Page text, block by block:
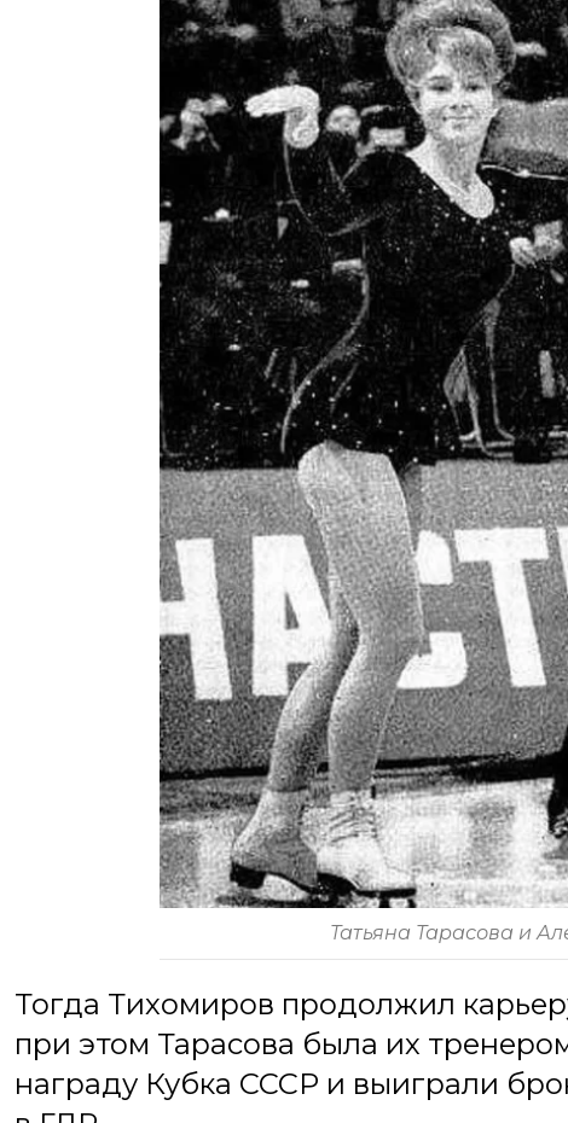
Татьяна Тарасова и
Тогда Тихомиров продолжил
при этом Тарасова была их
награду Кубка СССР и выиграли